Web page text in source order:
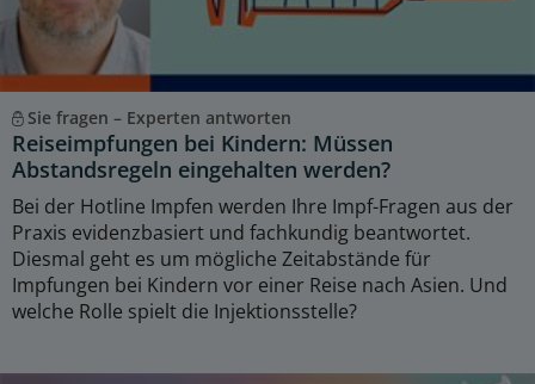
Sie fragen – Experten antworten
Reiseimpfungen bei Kindern: Müssen
Abstandsregeln eingehalten werden?
Bei der Hotline Impfen werden Ihre Impf-Fragen aus der
Praxis evidenzbasiert und fachkundig beantwortet.
Diesmal geht es um mögliche Zeitabstände für
Impfungen bei Kindern vor einer Reise nach Asien. Und
welche Rolle spielt die Injektionsstelle?